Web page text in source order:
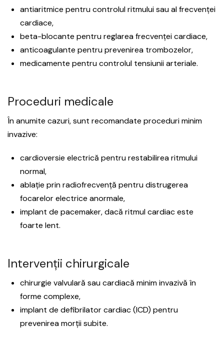
antiaritmice pentru controlul ritmului sau al frecvenței
cardiace,
beta-blocante pentru reglarea frecvenței cardiace,
anticoagulante pentru prevenirea trombozelor,
medicamente pentru controlul tensiunii arteriale.
Proceduri medicale
În anumite cazuri, sunt recomandate proceduri minim
invazive:
cardioversie electrică pentru restabilirea ritmului
normal,
ablație prin radiofrecvență pentru distrugerea
focarelor electrice anormale,
implant de pacemaker, dacă ritmul cardiac este
foarte lent.
Intervenții chirurgicale
chirurgie valvulară sau cardiacă minim invazivă în
forme complexe,
implant de defibrilator cardiac (ICD) pentru
prevenirea morții subite.